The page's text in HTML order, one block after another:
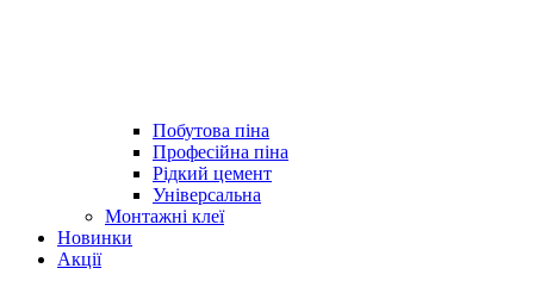
Побутова піна
Професійна піна
Рідкий цемент
Універсальна
Монтажні клеї
Новинки
Акції